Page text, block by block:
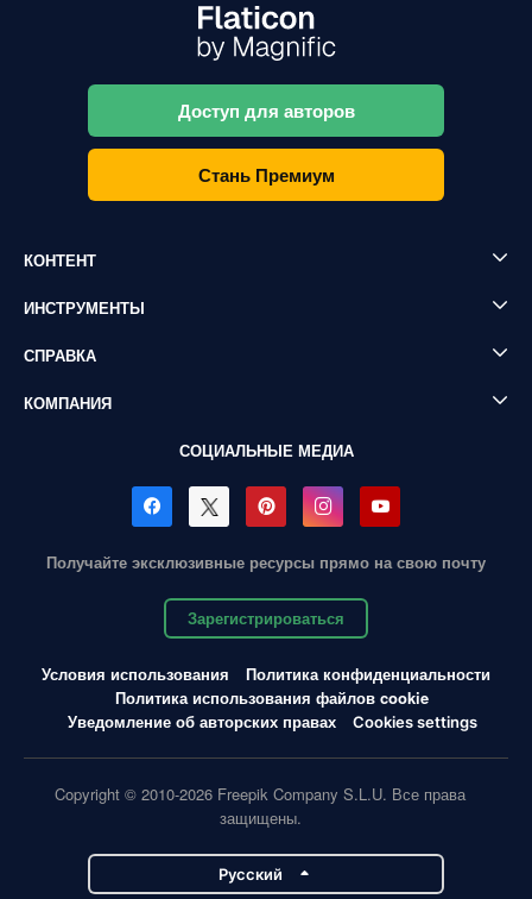
Доступ для авторов
Стань Премиум
КОНТЕНТ
ИНСТРУМЕНТЫ
СПРАВКА
КОМПАНИЯ
СОЦИАЛЬНЫЕ МЕДИА
Получайте эксклюзивные ресурсы прямо на свою почту
Зарегистрироваться
Условия использования
Политика конфиденциальности
Политика использования файлов cookie
Уведомление об авторских правах
Cookies settings
Copyright © 2010-2026 Freepik Company S.L.U. Все права
защищены.
Pусский